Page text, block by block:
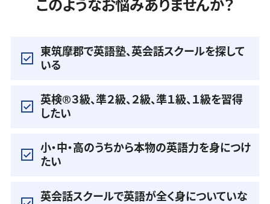
このようなお悩みありませんか？
東筑摩郡で英語塾、英会話スクールを探して
いる
英検®️３級、準２級、２級、準１級、１級を習得
したい
小・中・高のうちから本物の英語力を身につけ
たい
英会話スクールで英語が全く身についていな